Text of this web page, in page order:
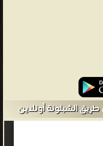
الشبلونة أونلاين